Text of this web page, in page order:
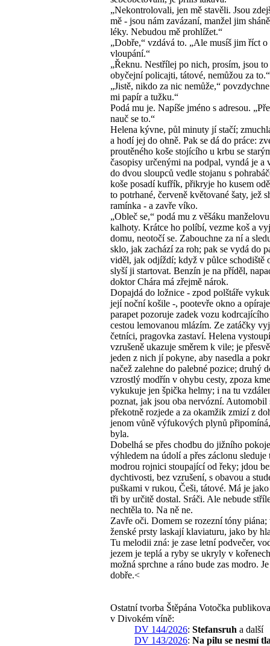
„Nekontrolovali, jen mě stavěli. Jsou
mě - jsou nám zavázaní, manžel jim
léky. Nebudou mě prohlížet.“
„Dobře,“ vzdává to. „Ale musíš jim říct o
vloupání.“
„Řeknu. Nestřílej po nich, prosím, jsou to
obyčejní policajti, tátové, nemůžou za to.“
„Jistě, nikdo za nic nemůže,“
mi papír a tužku.“
Podá mu je. Napíše jméno s adresou.
nauč se to.“
Helena kývne, půl minuty jí stačí;
a hodí jej do ohně. Pak se dá do práce:
proutěného koše stojícího u krbu se
časopisy určenými na podpal, vyndá je a
do dvou sloupců vedle stojanu s
koše posadí kufřík, přikryje ho kusem
to potrhané, červeně květované šaty, jež
ramínka - a zavře víko.
„Obleč se,“ podá mu z věšáku
kalhoty. Krátce ho políbí, vezme koš a
domu, neotočí se. Zabouchne za ní a
sklo, jak zachází za roh; pak se vydá do
viděl, jak odjíždí; když v půlce schodiště
slyší ji startovat. Benzín je na příděl,
doktor Chára má zřejmě nárok.
Dopajdá do ložnice - zpod polštáře
její noční košile -, pootevře okno a
parapet pozoruje zadek vozu
cestou lemovanou mlázím. Ze zatáčky
četníci, pragovka zastaví. Helena
vzrušeně ukazuje směrem k vile; je
jeden z nich jí pokyne, aby nasedla a
načež zalehne do palebné pozice; druhý
vzrostlý modřín v ohybu cesty, zpoza
vykukuje jen špička helmy; i na tu
poznat, jak jsou oba nervózní. Automobil
překotně rozjede a za okamžik zmizí z
jenom vůně výfukových plynů
byla.
Dobelhá se přes chodbu do jižního
výhledem na údolí a přes záclonu sleduje
modrou rojnici stoupající od řeky; jdou
dychtivosti, bez vzrušení, s obavou a
puškami v rukou, Češi, tátové. Má je
tři by určitě dostal. Sráči. Ale nebude
nechtěla to. Na ně ne.
Zavře oči. Domem se rozezní tóny piána;
ženské prsty laskají klaviaturu, jako by
Tu melodii zná: je zase letní podvečer,
jezem je teplá a ryby se ukryly v
možná sprchne a ráno bude zas modro.
dobře.<
Ostatní tvorba Štěpána Votočka
v Divokém víně:
DV 144/2026: Stefansruh a další
DV 143/2026: Na pilu se nesmí